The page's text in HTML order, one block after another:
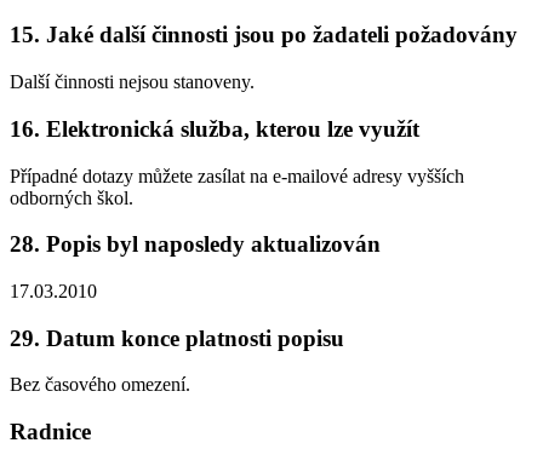
15. Jaké další činnosti jsou po žadateli požadovány
Další činnosti nejsou stanoveny.
16. Elektronická služba, kterou lze využít
Případné dotazy můžete zasílat na e-mailové adresy vyšších
odborných škol.
28. Popis byl naposledy aktualizován
17.03.2010
29. Datum konce platnosti popisu
Bez časového omezení.
Radnice